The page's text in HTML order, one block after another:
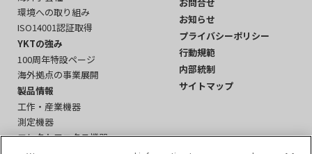
環境への取り組み
ISO14001認証取得
YKTの強み
100周年特設ページ
海外拠点の事業展開
製品情報
工作・産業機器
測定機器
エレクトロニクス機器
お知らせ
プライバシーポリシー
行動規範
内部統制
サイトマップ